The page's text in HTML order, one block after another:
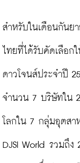
สำหรับในเดือนกันย
ไทยที่ได้รับคัดเลือก
ดาวโจนส์ประจำปี
จำนวน 7 บริษัทใน
โลกใน 7 กลุ่มอุตส
DJSI World รวมถึง